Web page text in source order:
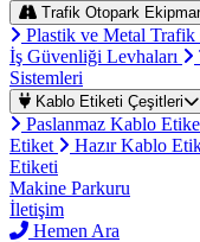
Trafik Otopark
Plastik ve Metal Trafik
İş Güvenliği Levhaları
Sistemleri
Kablo Etiketi Çeşitleri
Paslanmaz Kablo
Etiket
Hazır Kablo
Etiketi
Makine Parkuru
İletişim
Hemen Ara